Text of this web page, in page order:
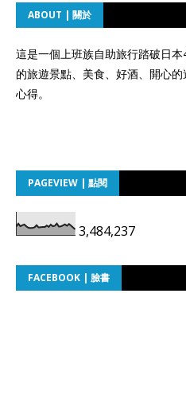
ABOUT | 關於
這是一個上班族自助旅行踏破日
的旅遊景點、美食、好酒、開心
心得。
PAGEVIEW | 點閱
3,484,237
FACEBOOK | 臉書